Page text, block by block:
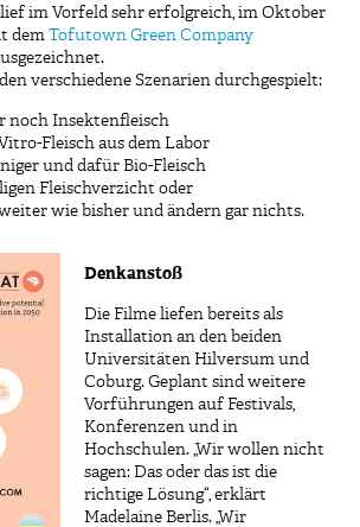
im Vorfeld sehr erfolgreich, im Oktober
dem Tofutown Green Company
verschiedene Szenarien durchgespielt:
noch Insektenfleisch
Fleisch aus dem Labor
und dafür Bio-Fleisch
Fleischverzicht oder
wie bisher und ändern gar nichts.
Denkanstoß
Die Filme liefen bereits als
Installation an den beiden
Universitäten Hilversum und
Coburg. Geplant sind weitere
Vorführungen auf Festivals,
Konferenzen und in
Hochschulen. „Wir wollen nicht
sagen: Das oder das ist die
richtige Lösung“, erklärt
Madelaine Berlis. „Wir